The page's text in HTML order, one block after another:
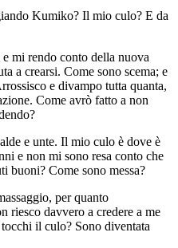
Kumiko? Il mio culo? E da
mi rendo conto della nuova
a crearsi. Come sono scema; e
e divampo tutta quanta,
Come avrò fatto a non
e unte. Il mio culo è dove è
e non mi sono resa conto che
buoni? Come sono messa?
per quanto
riesco davvero a credere a me
il culo? Sono diventata